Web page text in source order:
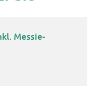
Messie-